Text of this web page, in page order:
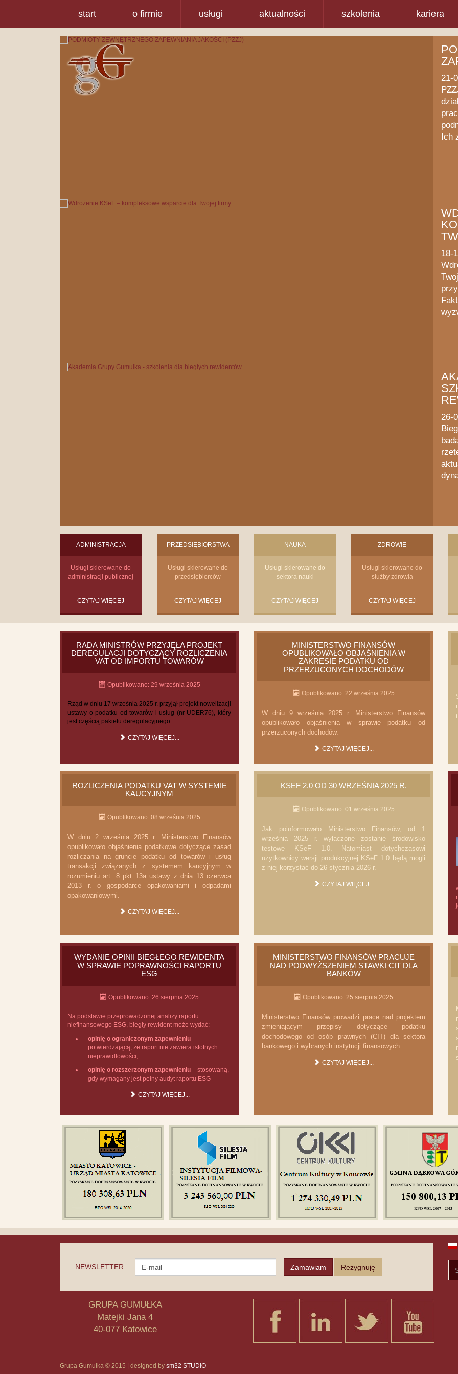
start o firmie usługi aktualności szkolenia kariera
21-
Ich
18-
26-
ADMINISTRACJA
Usługi skierowane do
administracji publicznej
CZYTAJ WIĘCEJ
PRZEDSIĘBIORSTWA
Usługi skierowane do
przedsiębiorców
CZYTAJ WIĘCEJ
NAUKA
Usługi skierowane do
sektora nauki
CZYTAJ WIĘCEJ
ZDROWIE
Usługi skierowane do
służby zdrowia
CZYTAJ WIĘCEJ
RADA MINISTRÓW PRZYJĘŁA PROJEKT
DEREGULACJI DOTYCZĄCY ROZLICZENIA
VAT OD IMPORTU TOWARÓW
Opublikowano: 29 września 2025
Rząd w dniu 17 września 2025 r. przyjął projekt nowelizacji
ustawy o podatku od towarów i usług (nr UDER76), który
jest częścią pakietu deregulacyjnego.
CZYTAJ WIĘCEJ...
MINISTERSTWO FINANSÓW
OPUBLIKOWAŁO OBJAŚNIENIA W
ZAKRESIE PODATKU OD
PRZERZUCONYCH DOCHODÓW
Opublikowano: 22 września 2025
W dniu 9 września 2025 r. Ministerstwo Finansów
opublikowało objaśnienia w sprawie podatku od
przerzuconych dochodów.
CZYTAJ WIĘCEJ...
ROZLICZENIA PODATKU VAT W SYSTEMIE
KAUCYJNYM
Opublikowano: 08 września 2025
W dniu 2 września 2025 r. Ministerstwo Finansów
opublikowało objaśnienia podatkowe dotyczące zasad
rozliczania na gruncie podatku od towarów i usług
transakcji związanych z systemem kaucyjnym w
rozumieniu art. 8 pkt 13a ustawy z dnia 13 czerwca
2013 r. o gospodarce opakowaniami i odpadami
opakowaniowymi.
CZYTAJ WIĘCEJ...
KSEF 2.0 OD 30 WRZEŚNIA 2025 R.
Opublikowano: 01 września 2025
Jak poinformowało Ministerstwo Finansów, od 1
września 2025 r. wyłączone zostanie środowisko
testowe KSeF 1.0. Natomiast dotychczasowi
użytkownicy wersji produkcyjnej KSeF 1.0 będą mogli
z niej korzystać do 26 stycznia 2026 r.
CZYTAJ WIĘCEJ...
WYDANIE OPINII BIEGŁEGO REWIDENTA
W SPRAWIE POPRAWNOŚCI RAPORTU
ESG
Opublikowano: 26 sierpnia 2025
Na podstawie przeprowadzonej analizy raportu
niefinansowego ESG, biegły rewident może wydać:
opinię o ograniczonym zapewnieniu –
potwierdzającą, że raport nie zawiera istotnych
nieprawidłowości,
opinię o rozszerzonym zapewnieniu – stosowaną,
gdy wymagany jest pełny audyt raportu ESG
CZYTAJ WIĘCEJ...
MINISTERSTWO FINANSÓW PRACUJE
NAD PODWYŻSZENIEM STAWKI CIT DLA
BANKÓW
Opublikowano: 25 sierpnia 2025
Ministerstwo Finansów prowadzi prace nad projektem
zmieniającym przepisy dotyczące podatku
dochodowego od osób prawnych (CIT) dla sektora
bankowego i wybranych instytucji finansowych.
CZYTAJ WIĘCEJ...
NEWSLETTER
GRUPA GUMUŁKA
Matejki Jana 4
40-077 Katowice
Grupa Gumułka © 2015 | designed by sm32 STUDIO